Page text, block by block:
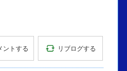
ントする リブログする